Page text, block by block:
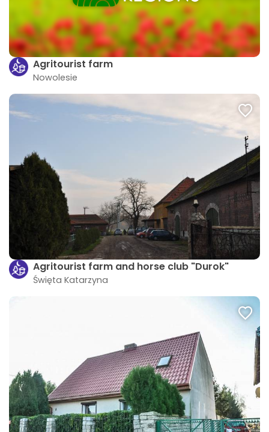
Agritourist farm
Nowolesie
Agritourist farm and horse club "Durok"
Święta Katarzyna